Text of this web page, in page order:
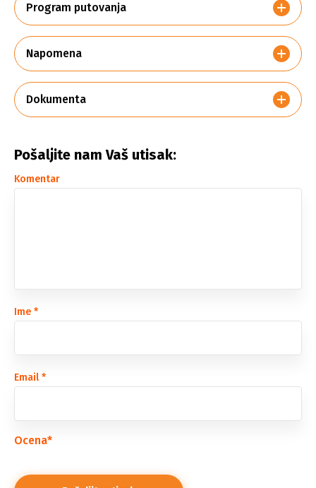
Program putovanja
Napomena
Dokumenta
Pošaljite nam Vaš utisak:
Komentar
Ime *
Email *
Ocena*